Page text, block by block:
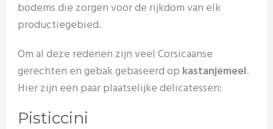
bodems die zorgen voor de rijkdom van elk
productiegebied.
Om al deze redenen zijn veel Corsicaanse
gerechten en gebak gebaseerd op kastanjemeel.
Hier zijn een paar plaatselijke delicatessen:
Pisticcini